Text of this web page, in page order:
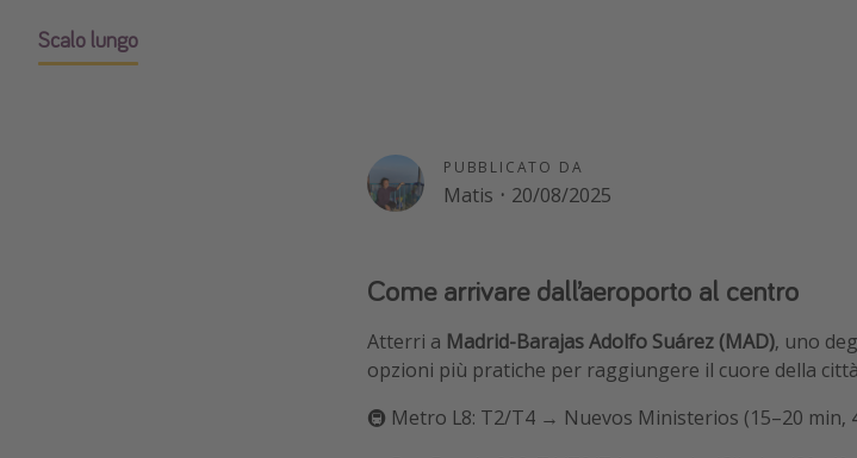
Scalo lungo
PUBBLICATO DA
Matis · 20/08/2025
Come arrivare dall’aeroporto al centro
Atterri a Madrid-Barajas Adolfo Suárez (MAD), uno
opzioni più pratiche per raggiungere il cuore della
🚇 Metro L8: T2/T4 → Nuevos Ministerios (15–20 min,